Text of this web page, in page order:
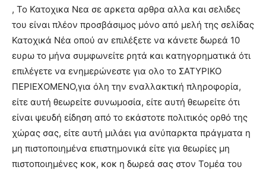
, Το Κατοχικα Νεα σε αρκετα αρθρα αλλα και σελιδες
του είναι πλέον προσβάσιμος μόνο από μελή της σελίδας
Κατοχικά Νέα οπού αν επιλέξετε να κάνετε δωρεά 10
ευρω το μήνα συμφωνείτε ρητά και κατηγορηματικά ότι
επιλέγετε να ενημερώνεστε για ολο το ΣΑΤΥΡΙΚΟ
ΠΕΡΙΕΧΟΜΕΝΟ,για όλη την εναλλακτική πληροφορία,
είτε αυτή θεωρείτε συνωμοσία, είτε αυτή θεωρείτε ότι
είναι ψευδή είδηση από το εκάστοτε πολιτικός ορθό της
χώρας σας, είτε αυτή μιλάει για ανύπαρκτα πράγματα η
μη πιστοποιημένα επιστημονικά είτε για θεωρίες μη
πιστοποιημένες κοκ, κοκ η δωρεά σας στον Τομέα του